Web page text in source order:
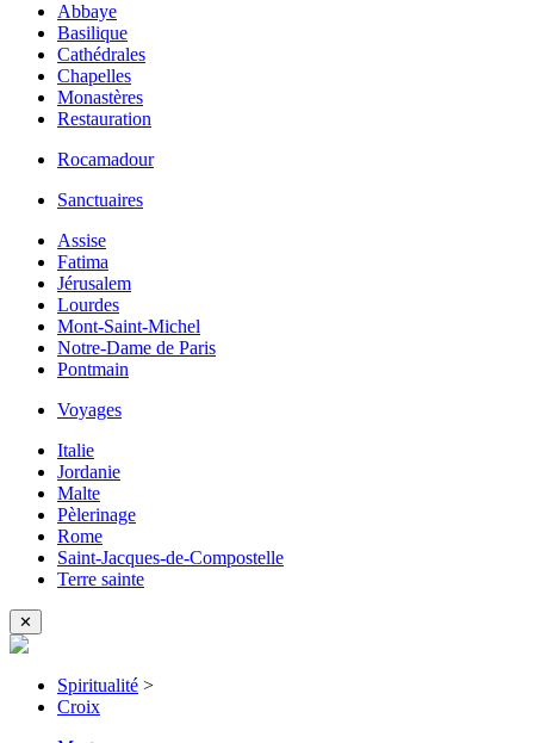
Abbaye
Basilique
Cathédrales
Chapelles
Monastères
Restauration
Rocamadour
Sanctuaires
Assise
Fatima
Jérusalem
Lourdes
Mont-Saint-Michel
Notre-Dame de Paris
Pontmain
Voyages
Italie
Jordanie
Malte
Pèlerinage
Rome
Saint-Jacques-de-Compostelle
Terre sainte
✕
Spiritualité >
Croix